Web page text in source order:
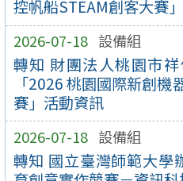
控帆船STEAM創客大賽
2026-07-18 設備組
轉知 財團法人桃園市
「2026 桃園國際新創
賽」活動資訊
2026-07-18 設備組
轉知 國立臺灣師範大學